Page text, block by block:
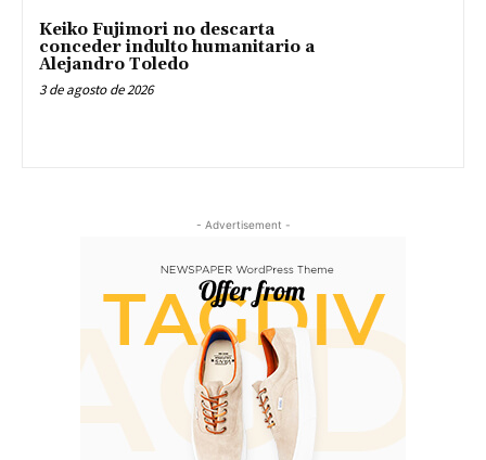
Keiko Fujimori no descarta
conceder indulto humanitario a
Alejandro Toledo
3 de agosto de 2026
- Advertisement -